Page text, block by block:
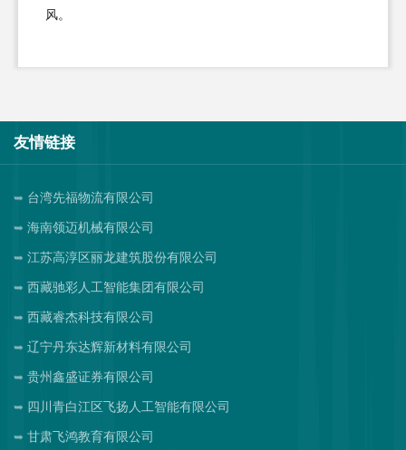
风。
友情链接
台湾先福物流有限公司
海南领迈机械有限公司
江苏高淳区丽龙建筑股份有限公司
西藏驰彩人工智能集团有限公司
西藏睿杰科技有限公司
辽宁丹东达辉新材料有限公司
贵州鑫盛证券有限公司
四川青白江区飞扬人工智能有限公司
甘肃飞鸿教育有限公司